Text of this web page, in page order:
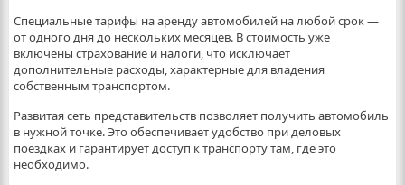
Специальные тарифы на аренду автомобилей на любой срок —
от одного дня до нескольких месяцев. В стоимость уже
включены страхование и налоги, что исключает
дополнительные расходы, характерные для владения
собственным транспортом.
Развитая сеть представительств позволяет получить автомобиль
в нужной точке. Это обеспечивает удобство при деловых
поездках и гарантирует доступ к транспорту там, где это
необходимо.